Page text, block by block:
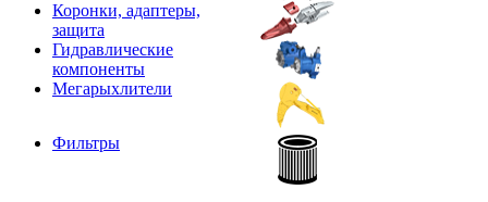
Коронки, адаптеры,
защита
Гидравлические
компоненты
Мегарыхлители
Фильтры